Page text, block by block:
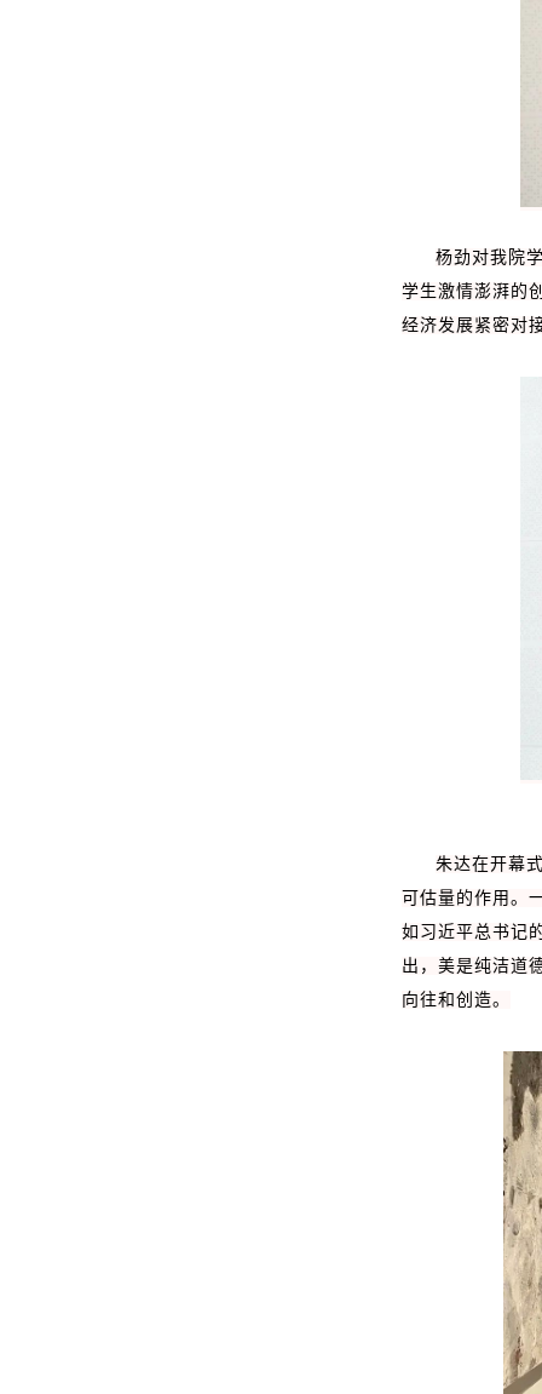
杨劲对我院
学生激情澎湃的
经济发展紧密对
朱达在开幕
可估量的作用。
如习近平总书记
出，美是纯洁道
向往和创造。